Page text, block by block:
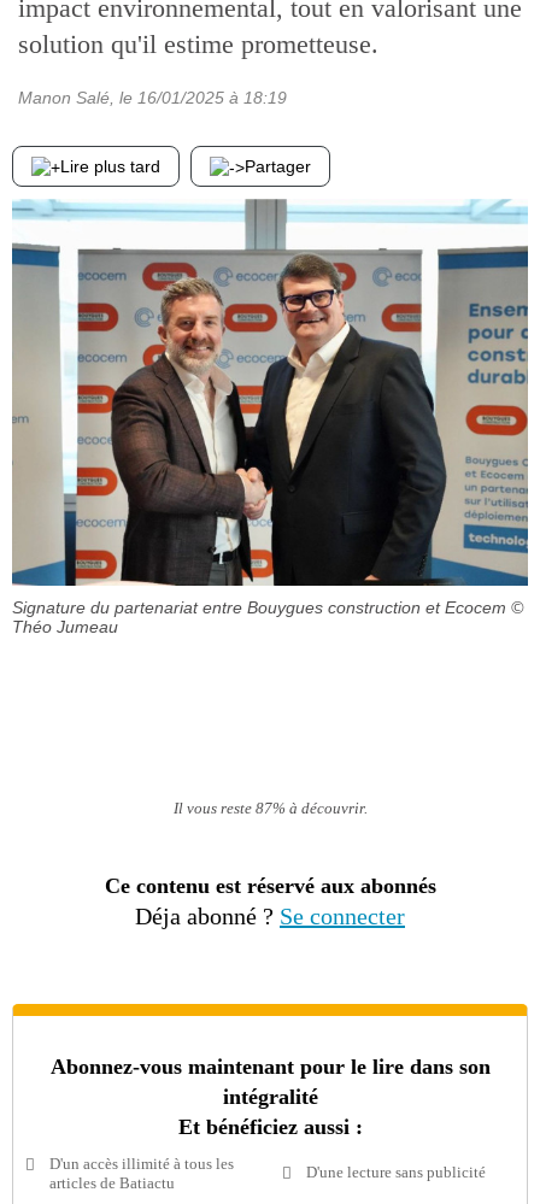
impact environnemental, tout en valorisant une
solution qu'il estime prometteuse.
Manon Salé , le 16/01/2025 à 18:19
Lire plus tard Partager
Signature du partenariat entre Bouygues construction et Ecocem ©
Théo Jumeau
Il vous reste 87% à découvrir.
Ce contenu est réservé aux abonnés
Déja abonné ? Se connecter
Abonnez-vous maintenant pour le lire dans son
intégralité
Et bénéficiez aussi :
D'un accès illimité à tous les
articles de Batiactu
D'une lecture sans publicité